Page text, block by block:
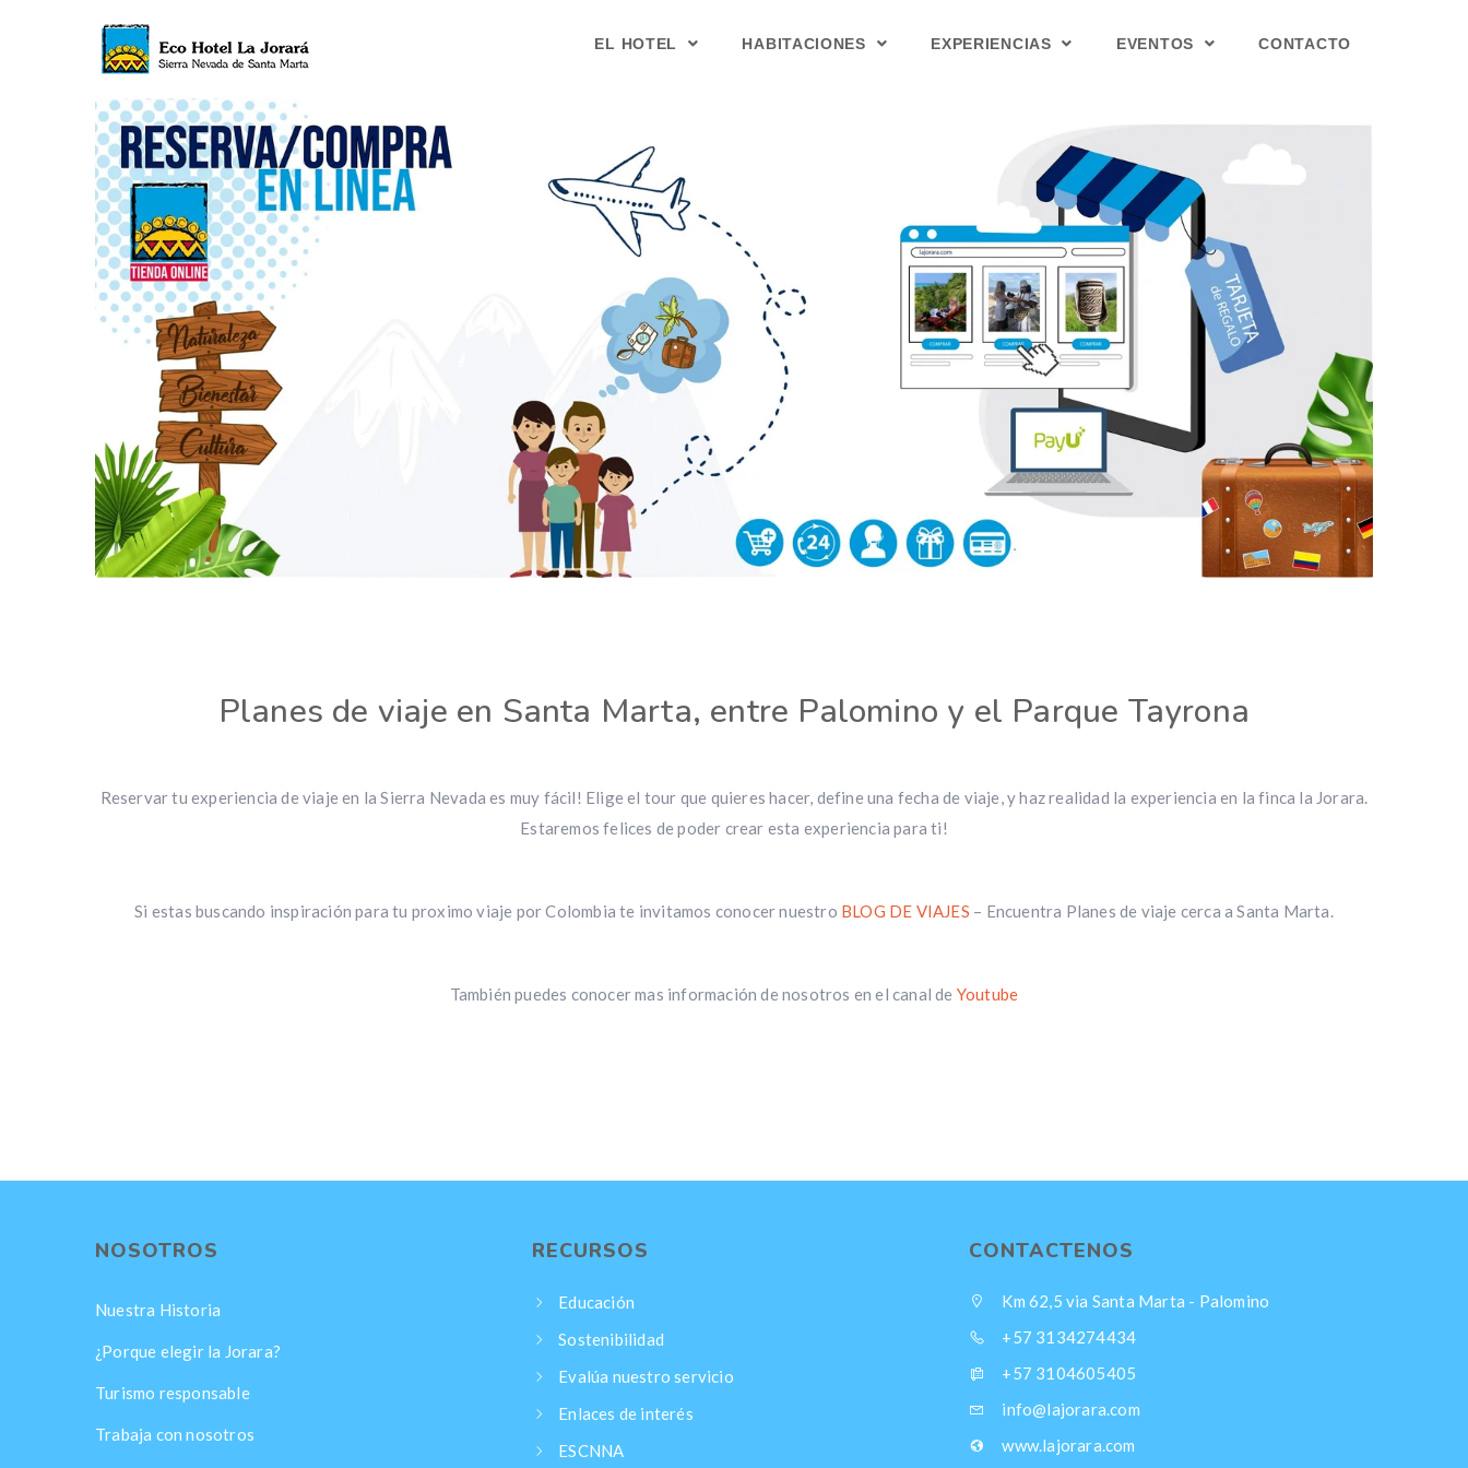
EL HOTEL HABITACIONES EXPERIENCIAS EVENTOS CONTACTO
Planes de viaje en Santa Marta, entre Palomino y el Parque Tayrona
Reservar tu experiencia de viaje en la Sierra Nevada es muy fácil! Elige el tour que quieres hacer, define una fecha de viaje, y haz realidad la experiencia en la finca la Jorara.
Estaremos felices de poder crear esta experiencia para ti!
Si estas buscando inspiración para tu proximo viaje por Colombia te invitamos conocer nuestro BLOG DE VIAJES – Encuentra Planes de viaje cerca a Santa Marta.
También puedes conocer mas información de nosotros en el canal de Youtube
NOSOTROS
Nuestra Historia
¿Porque elegir la Jorara?
Turismo responsable
Trabaja con nosotros
RECURSOS
Educación
Sostenibilidad
Evalúa nuestro servicio
Enlaces de interés
ESCNNA
CONTACTENOS
Km 62,5 via Santa Marta - Palomino
+57 3134274434
+57 3104605405
info@lajorara.com
www.lajorara.com